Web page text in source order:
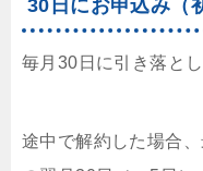
30日にお申込み（
毎月30日に引き落と
途中で解約した場合